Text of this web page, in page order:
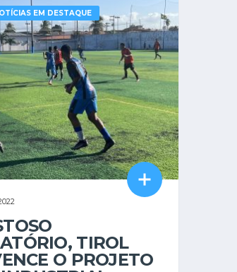
EM DESTAQUE
TIROL
O PROJETO